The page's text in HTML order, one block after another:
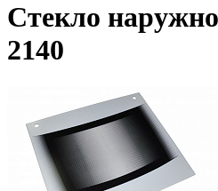
Стекло
2140